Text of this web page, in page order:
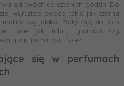
od dwóch do czterech godzin. Do
wyraziste owoce, takie jak czarna
czy jabłko. Dołączają do nich
takie jak imbir, cynamon czy
np. jaśmin czy fiołek.
się w perfumach